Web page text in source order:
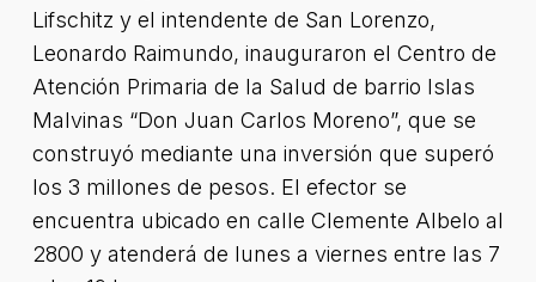
Lifschitz y el intendente de San Lorenzo,
Leonardo Raimundo, inauguraron el Centro de
Atención Primaria de la Salud de barrio Islas
Malvinas “Don Juan Carlos Moreno”, que se
construyó mediante una inversión que superó
los 3 millones de pesos. El efector se
encuentra ubicado en calle Clemente Albelo al
2800 y atenderá de lunes a viernes entre las 7